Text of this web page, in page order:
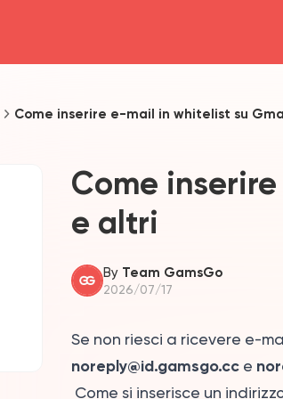
Come inserire e-mail in whitelist su
Come
e altri
By Team GamsGo
2026/07/17
Se non riesci a ricevere e-
noreply@id.gamsgo.cc e
Come si inserisce un